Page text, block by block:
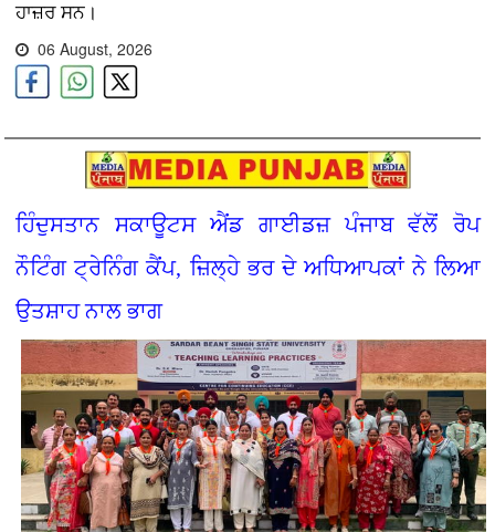
ਹਾਜ਼ਰ ਸਨ।
06 August, 2026
ਹਿੰਦੁਸਤਾਨ ਸਕਾਊਟਸ ਐਂਡ ਗਾਈਡਜ਼ ਪੰਜਾਬ ਵੱਲੋਂ ਰੋਪ
ਨੌਟਿੰਗ ਟ੍ਰੇਨਿੰਗ ਕੈਂਪ, ਜ਼ਿਲ੍ਹੇ ਭਰ ਦੇ ਅਧਿਆਪਕਾਂ ਨੇ ਲਿਆ
ਉਤਸ਼ਾਹ ਨਾਲ ਭਾਗ